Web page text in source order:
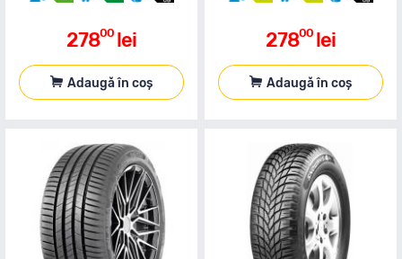
27800 lei
Adaugă în coș
27800 lei
Adaugă în coș